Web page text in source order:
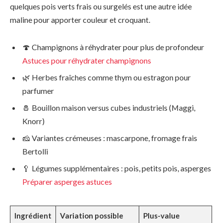
quelques pois verts frais ou surgelés est une autre idée
maline pour apporter couleur et croquant.
🍄 Champignons à réhydrater pour plus de profondeur
Astuces pour réhydrater champignons
🌿 Herbes fraîches comme thym ou estragon pour
parfumer
🧂 Bouillon maison versus cubes industriels (Maggi,
Knorr)
🧀 Variantes crémeuses : mascarpone, fromage frais
Bertolli
🥄 Légumes supplémentaires : pois, petits pois, asperges
Préparer asperges astuces
Ingrédient Variation possible
Plus-value